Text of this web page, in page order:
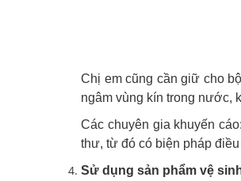
Chị em cũng cần giữ cho
ngâm vùng kín trong nước,
Các chuyên gia khuyến
thư, từ đó có biện pháp
Sử dụng sản phẩm vệ